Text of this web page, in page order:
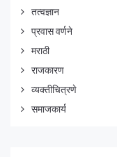
तत्वज्ञान
प्रवास वर्णने
मराठी
राजकारण
व्यक्तीचित्रणे
समाजकार्य